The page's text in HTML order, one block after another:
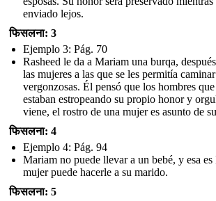
enviado lejos.
फिसलना: 3
Ejemplo 3: Pág. 70
Rasheed le da a Mariam una burqa,
las mujeres a las que se les permitía
vergonzosas. Él pensó que los hombres
estaban estropeando su propio honor y
viene, el rostro de una mujer es asunto de
फिसलना: 4
Ejemplo 4: Pág. 94
Mariam no puede llevar a un bebé, y esa
mujer puede hacerle a su marido.
फिसलना: 5